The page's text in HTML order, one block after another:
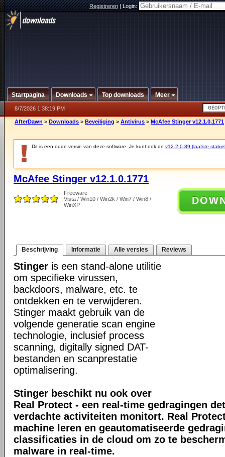
Registreren|Login:
Startpagina Downloads Top downloads Meer
8/7/2026 1:38:19 PM
AfterDawn > Downloads > Beveiliging > Antivirus > McAfee Stinger v12.1.0.1771
Dit is een oude versie van deze software. Je kunt ook de v12.2.0.89 (laatste
McAfee Stinger v12.1.0.1771
Freeware
Vista / Win10 / Win2k / Win7 / Win8 /
WinXP
Beschrijving Informatie Alle versies Reviews
Stinger is een stand-alone utilitie
om specifieke virussen,
backdoors, malware, etc. te
ontdekken en te verwijderen.
Stinger maakt gebruik van de
volgende generatie scan engine
technologie, inclusief process
scanning, digitally signed DAT-
bestanden en scanprestatie
optimalisering.
Stinger beschikt nu ook over
Real Protect - een real-time gedragingen
verdachte activiteiten monitort. Real
machine leren en geautomatiseerde
classificaties in de cloud om zo te
malware in real-time.